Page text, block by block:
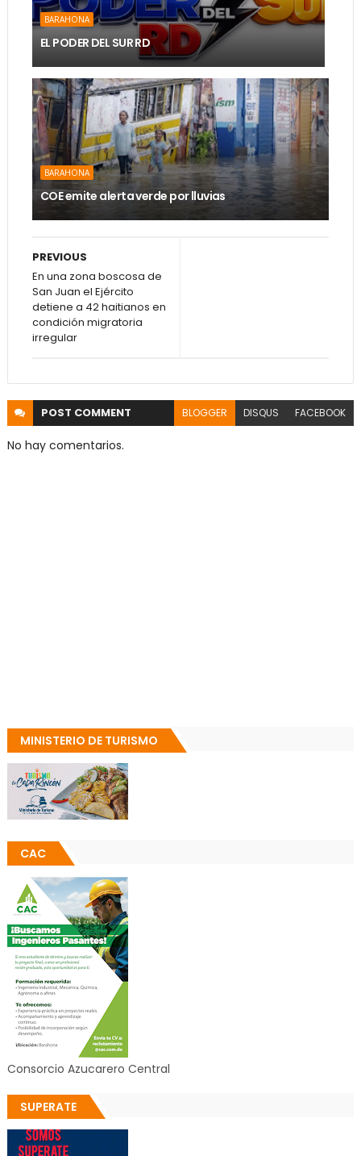
BARAHONA
EL PODER DEL SUR RD
BARAHONA
COE emite alerta verde por lluvias
PREVIOUS
En una zona boscosa de
San Juan el Ejército
detiene a 42 haitianos en
condición migratoria
irregular
POST COMMENT BLOGGER DISQUS FACEBOOK
No hay comentarios.
MINISTERIO DE TURISMO
CAC
Consorcio Azucarero Central
SUPERATE